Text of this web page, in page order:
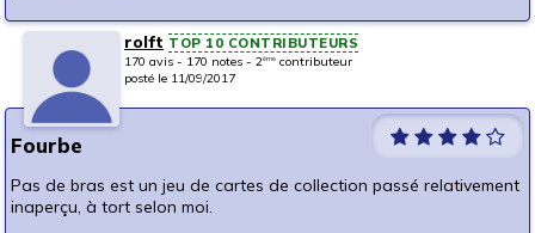
rolft TOP 10 CONTRIBUTEURS
170 avis - 170 notes - 2ème contributeur
posté le 11/09/2017
Fourbe
Pas de bras est un jeu de cartes de collection passé relativement
inaperçu, à tort selon moi.